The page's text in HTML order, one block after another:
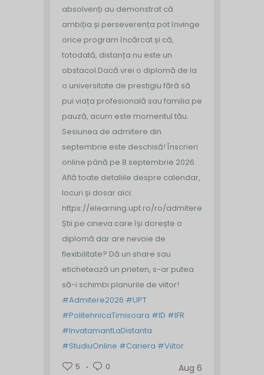
absolvenți au demonstrat că
ambiția și perseverența pot învinge
orice program încărcat și că,
totodată, distanța nu este un
obstacol.Dacă vrei o diplomă de la
o universitate de prestigiu fără să
pui viața profesională sau familia pe
pauză, acum este momentul tău.
Sesiunea de admitere din
septembrie este deschisă! Înscrieri
online până pe 8 septembrie 2026.
Află toate detaliile despre calendar,
locuri și dosar aici:
https://elearning.upt.ro/ro/admitere/
Știi pe cineva care își dorește o
diplomă dar are nevoie de
flexibilitate? Dă un share sau
etichetează un prieten, s-ar putea
să-i schimbi planurile de viitor!
#Admitere2026 #UPT
#PolitehnicaTimisoara #ID #IFR
#InvatamantLaDistanta
#StudiuOnline #Cariera #Viitor
5
0 Aug 6